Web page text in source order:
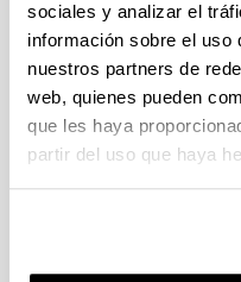
sociales y analizar el
información sobre el uso
nuestros partners de
web, quienes pueden
que les haya
partir del uso que haya
globalizado en el que
convertido en la